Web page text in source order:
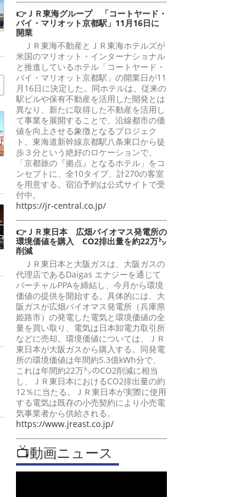
👉ＪＲ東海グループ 「コートヤード・
バイ・マリオット京都駅」11月16日に
開業
ＪＲ東海不動産とＪＲ東海ホテルズが
米国のマリオット・インターナショナル
と推進しているホテル「コートヤード・
バイ・マリオット京都駅」の開業日が11
月16日に決定した。同ホテルは、従来の
駅ビルや保有不動産を活用した開発とは
異なり、新たに取得した不動産を活用し
て事業を展開することで、沿線都市の価
値を向上させる象徴となるプロジェク
ト。東海道新幹線京都駅八条東口から徒
歩３分という絶好のロケーションで、
「京都旅の『拠点』となるホテル」をコ
ンセプトに、全10タイプ、計270の客室
を用意する。宿泊予約は公式サイトで受
付中。
https://jr-central.co.jp/
👉ＪＲ東日本 広畑バイオマス発電所の
環境価値を購入 CO2排出量を約22万㌧
削減
ＪＲ東日本と大阪ガスは、大阪ガスの
代理店であるDaigas エナジーを通じて
バーチャルPPAを締結し、今月から環境
価値の提供を開始する。具体的には、大
阪ガスが広畑バイオマス発電所（兵庫県
姫路市）の発電した電気と環境価値の全
量を買い取り、電気は日本卸電力取引所
などに売却。環境価値については、ＪＲ
東日本が大阪ガスから購入する。同発電
所の環境価値は年間約5.3億kWh分で、
これは年間約22万㌧のCO2削減に相当
し、ＪＲ東日本におけるCO2排出量の約
12％に当たる。ＪＲ東日本が実際に使用
する電気は既存の小売契約により小売電
気事業者から供給される。
https://www.jreast.co.jp/
📺動画ニュース